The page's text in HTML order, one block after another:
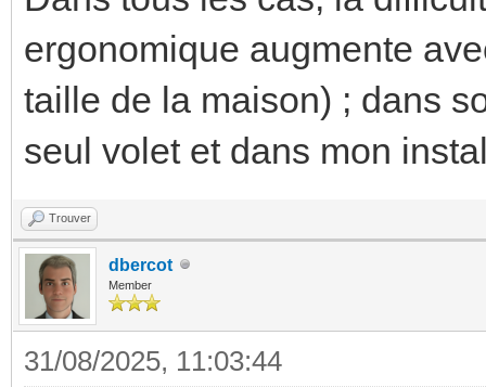
ergonomique augmente
taille de la maison) ; dans
seul volet et dans mon
Trouver
dbercot
Member
31/08/2025, 11:03:44